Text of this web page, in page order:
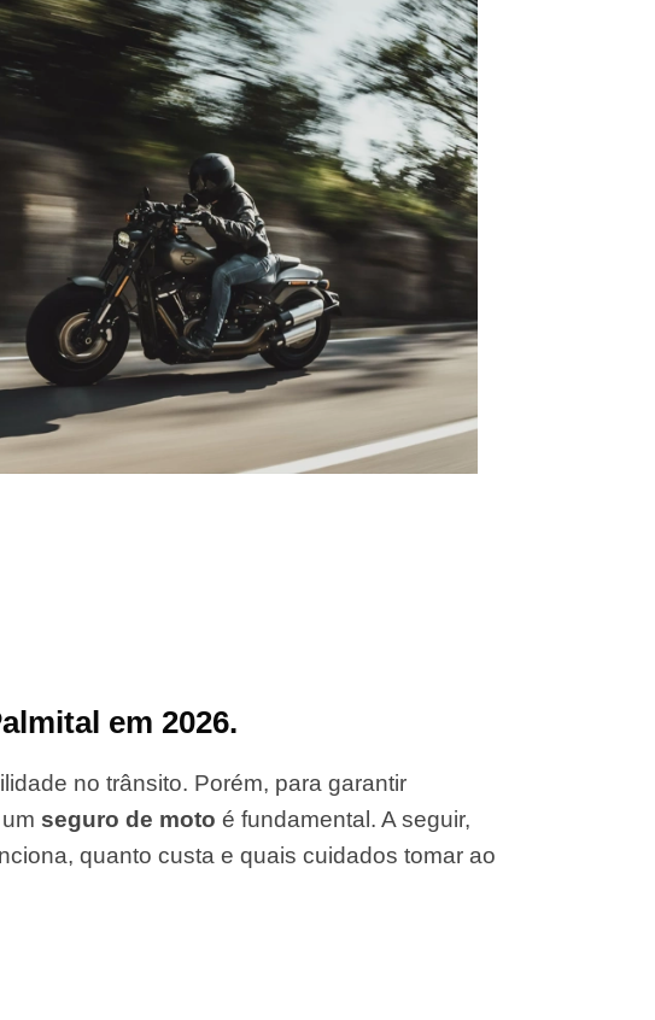
em 2026.
no trânsito. Porém, para garantir
seguro de moto é fundamental. A seguir,
quanto custa e quais cuidados tomar ao